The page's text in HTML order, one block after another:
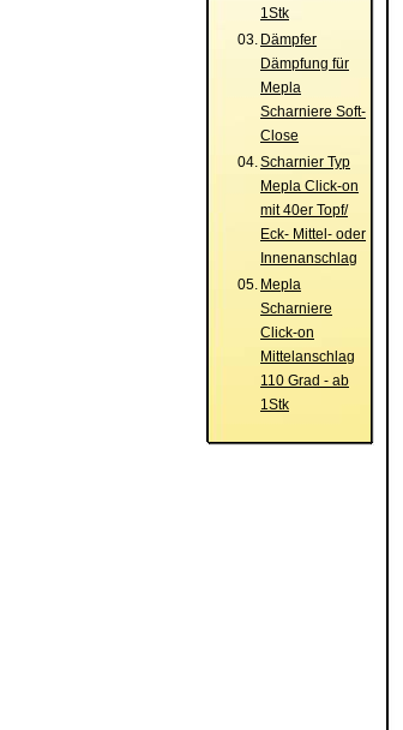
1Stk
03. Dämpfer
Dämpfung für
Mepla
Scharniere Soft-
Close
04.Scharnier Typ
Mepla Click-on
mit 40er Topf/
Eck- Mittel- oder
Innenanschlag
05. Mepla
Scharniere
Click-on
Mittelanschlag
110 Grad - ab
1Stk